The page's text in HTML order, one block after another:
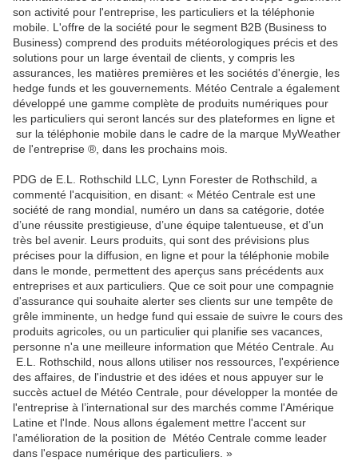
son activité pour l'entreprise, les particuliers et la téléphonie
mobile. L'offre de la société pour le segment B2B (Business to
Business) comprend des produits météorologiques précis et des
solutions pour un large éventail de clients, y compris les
assurances, les matières premières et les sociétés d'énergie, les
hedge funds et les gouvernements. Météo Centrale a également
développé une gamme complète de produits numériques pour
les particuliers qui seront lancés sur des plateformes en ligne et
sur la téléphonie mobile dans le cadre de la marque MyWeather
de l'entreprise ®, dans les prochains mois.
PDG de E.L. Rothschild LLC, Lynn Forester de Rothschild, a
commenté l'acquisition, en disant: « Météo Centrale est une
société de rang mondial, numéro un dans sa catégorie, dotée
d’une réussite prestigieuse, d’une équipe talentueuse, et d’un
très bel avenir. Leurs produits, qui sont des prévisions plus
précises pour la diffusion, en ligne et pour la téléphonie mobile
dans le monde, permettent des aperçus sans précédents aux
entreprises et aux particuliers. Que ce soit pour une compagnie
d'assurance qui souhaite alerter ses clients sur une tempête de
grêle imminente, un hedge fund qui essaie de suivre le cours des
produits agricoles, ou un particulier qui planifie ses vacances,
personne n'a une meilleure information que Météo Centrale. Au
E.L. Rothschild, nous allons utiliser nos ressources, l'expérience
des affaires, de l'industrie et des idées et nous appuyer sur le
succès actuel de Météo Centrale, pour développer la montée de
l'entreprise à l’international sur des marchés comme l'Amérique
Latine et l'Inde. Nous allons également mettre l'accent sur
l'amélioration de la position de Météo Centrale comme leader
dans l'espace numérique des particuliers. »